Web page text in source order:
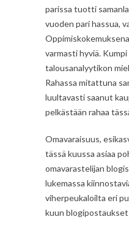
parissa tuotti
vuoden pari hassua,
varmasti hyviä.
talousanalyytikon
Rahassa mitattuna
luultavasti saanut
pelkästään rahaa
Omavaraisuus,
tässä kuussa asiaa
omavarastelijan
lukemassa
viherpeukaloilta eri
kuun